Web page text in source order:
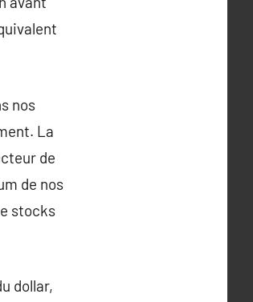
nos
La
de
de nos
stocks
dollar,